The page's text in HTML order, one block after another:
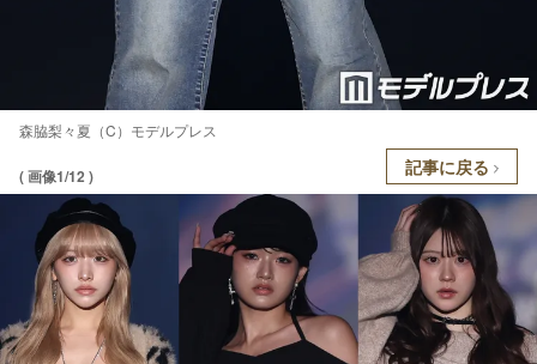
森脇梨々夏（C）モデルプレス
( 画像1/12 ) 記事に戻る